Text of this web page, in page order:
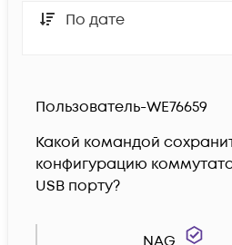
По дате
Пользователь-WE76659
Какой командой
конфигурацию
USB порту?
NAG